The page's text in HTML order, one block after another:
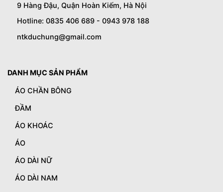
9 Hàng Đậu, Quận Hoàn Kiếm, Hà Nội
Hotline: 0835 406 689 - 0943 978 188
ntkduchung@gmail.com
DANH MỤC SẢN PHẨM
ÁO CHẦN BÔNG
ĐẦM
ÁO KHOÁC
ÁO
ÁO DÀI NỮ
ÁO DÀI NAM